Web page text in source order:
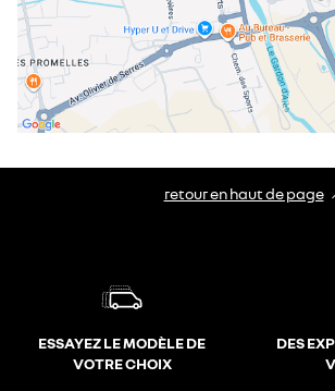
retour en haut de page​
ESSAYEZ LE MODÈLE DE
VOTRE CHOIX
DES